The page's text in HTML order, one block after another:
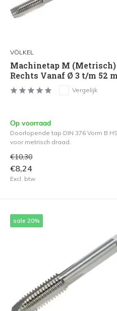
VÖLKEL
Machinetap M (Metrisch)
Rechts Vanaf Ø 3 t/m 52
Vergelijk
Op voorraad
Doorlopende tap DIN 376 Vorm B
voor metrisch draad.
€10,30
€8,24
Excl. btw
sale 20%